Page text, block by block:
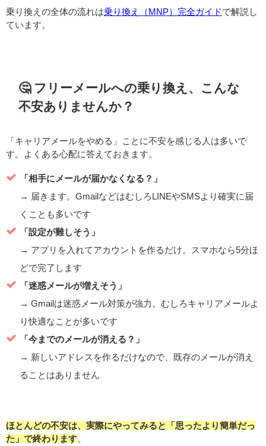
乗り換えの全体の流れは乗り換え（MNP）完全ガイド で解説し
ています。
🤔 フリーメールへの乗り換え、こんな
不安ありませんか？
「キャリアメールをやめる」ことに不安を感じる人は多いで
す。よくある心配に答えておきます。
「相手にメールが届かなくなる？」
→ 届きます。GmailなどはむしろLINEやSMSより確実に届
くことも多いです
「設定が難しそう」
→ アプリを入れてアカウントを作るだけ。スマホなら5分ほ
どで完了します
「迷惑メールが増えそう」
→ Gmailは迷惑メール対策が強力。むしろキャリアメールよ
り快適なことが多いです
「今までのメールが消える？」
→ 新しいアドレスを作るだけなので、既存のメールが消え
ることはありません
ほとんどの不安は、実際にやってみると「思ったより簡単だっ
た」で終わります。